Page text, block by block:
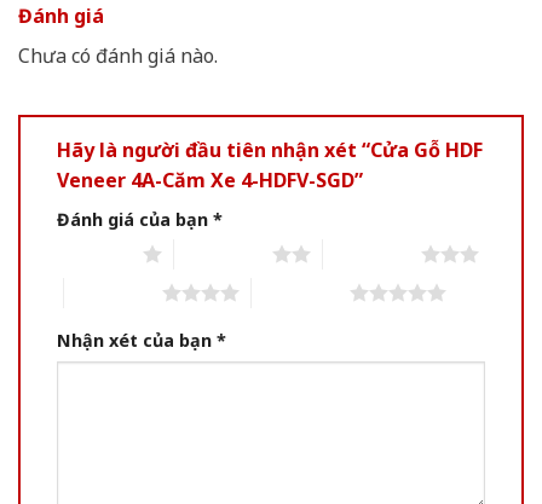
Đánh giá
Chưa có đánh giá nào.
Hãy là người đầu tiên nhận xét “Cửa Gỗ HDF
Veneer 4A-Căm Xe 4-HDFV-SGD”
Đánh giá của bạn *
Nhận xét của bạn *